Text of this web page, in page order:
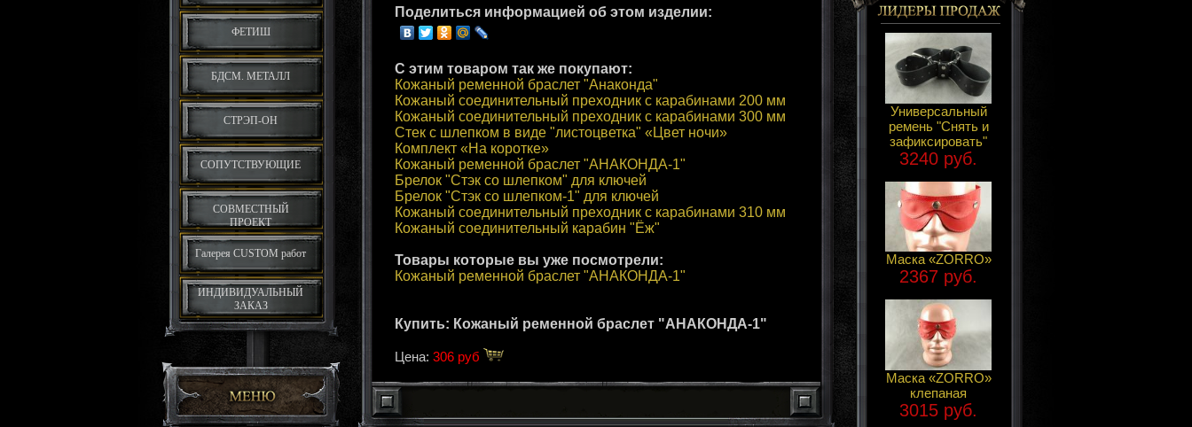
ФЕТИШ
БДСМ. МЕТАЛЛ
СТРЭП-ОН
СОПУТСТВУЮЩИЕ
СОВМЕСТНЫЙ
ПРОЕКТ
Галерея CUSTOM работ
ИНДИВИДУАЛЬНЫЙ
ЗАКАЗ
Поделиться информацией об этом изделии:
С этим товаром так же покупают:
Кожаный ременной браслет "Анаконда"
Кожаный соединительный преходник с карабинами 200 мм
Кожаный соединительный преходник с карабинами 300 мм
Cтек с шлепком в виде "листоцветка" «Цвет ночи»
Комплект «На коротке»
Кожаный ременной браслет "АНАКОНДА-1"
Брелок "Стэк со шлепком" для ключей
Брелок "Стэк со шлепком-1" для ключей
Кожаный соединительный преходник с карабинами 310 мм
Кожаный соединительный карабин "Ёж"
Товары которые вы уже посмотрели:
Кожаный ременной браслет "АНАКОНДА-1"
Купить: Кожаный ременной браслет "АНАКОНДА-1"
Цена: 306 руб
Универсальный
ремень "Снять и
зафиксировать"
3240 руб.
Маска «ZORRO»
2367 руб.
Маска «ZORRO»
клепаная
3015 руб.